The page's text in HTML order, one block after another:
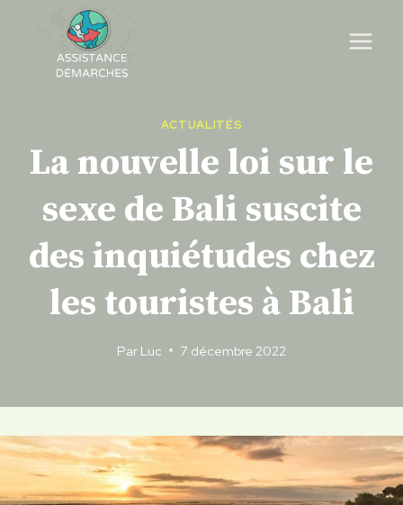
content
ACTUALITÉS
La nouvelle loi sur le
sexe de Bali suscite
des inquiétudes chez
les touristes à Bali
Par Luc 7 décembre 2022